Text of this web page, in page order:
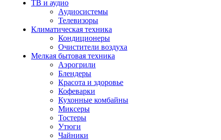
ТВ и аудио
Аудиосистемы
Телевизоры
Климатическая техника
Кондиционеры
Очистители воздуха
Мелкая бытовая техника
Аэрогрили
Блендеры
Красота и здоровье
Кофеварки
Кухонные комбайны
Миксеры
Тостеры
Утюги
Чайники